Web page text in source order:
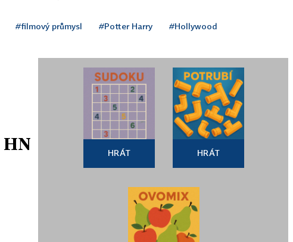
#filmový průmysl #Potter Harry #Hollywood
HRÁT HRÁT